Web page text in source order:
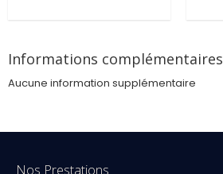
Informations complémentaires
Aucune information supplémentaire
Nos Prestations